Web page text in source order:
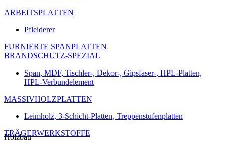
ARBEITSPLATTEN
Pfleiderer
FURNIERTE SPANPLATTEN
BRANDSCHUTZ-SPEZIAL
Span, MDF, Tischler-, Dekor-, Gipsfaser-, HPL-Platten,
HPL-Verbundelement
MASSIVHOLZPLATTEN
Leimholz, 3-Schicht-Platten, Treppenstufenplatten
TRÄGERWERKSTOFFE
Holzbau